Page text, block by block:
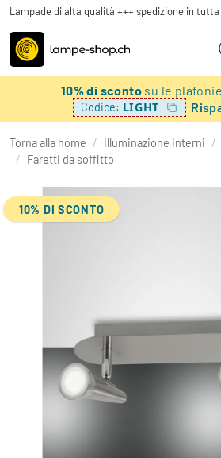
Lampade di alta qualità +++ spedizione in
10% di sconto su le
Codice: LIGHT
Torna alla home / Illuminazione interni /
/ Faretti da soffitto
10% DI SCONTO